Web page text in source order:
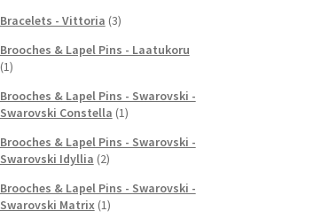
Bracelets - Vittoria (3)
Brooches & Lapel Pins - Laatukoru
(1)
Brooches & Lapel Pins - Swarovski -
Swarovski Constella (1)
Brooches & Lapel Pins - Swarovski -
Swarovski Idyllia (2)
Brooches & Lapel Pins - Swarovski -
Swarovski Matrix (1)